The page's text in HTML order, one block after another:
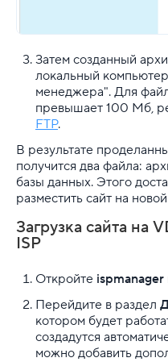
Затем созданный
локальный
менеджера". Для
превышает 100 Мб,
FTP.
В результате
получится два файла:
базы данных. Этого
разместить сайт на
Загрузка сайта на
ISP
Откройте ispmanager
Перейдите в раздел
котором будет
создадутся
можно добавить